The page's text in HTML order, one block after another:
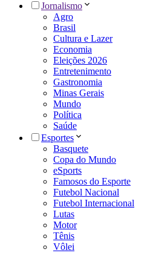
Jornalismo
Agro
Brasil
Cultura e Lazer
Economia
Eleições 2026
Entretenimento
Gastronomia
Minas Gerais
Mundo
Política
Saúde
Esportes
Basquete
Copa do Mundo
eSports
Famosos do Esporte
Futebol Nacional
Futebol Internacional
Lutas
Motor
Tênis
Vôlei